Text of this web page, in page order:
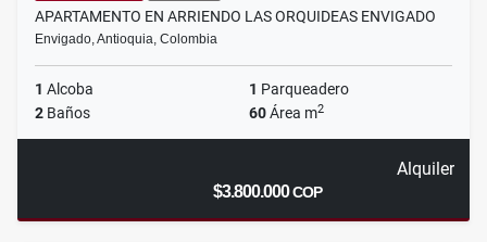
APARTAMENTO EN ARRIENDO LAS ORQUIDEAS ENVIGADO
Envigado, Antioquia, Colombia
1 Alcoba 1 Parqueadero
2 Baños 60Área m2
Alquiler
$3.800.000COP